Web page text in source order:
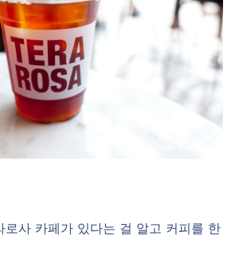
로사 카페가 있다는 걸 알고 커피를 한